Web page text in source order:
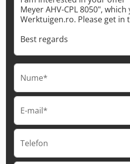
Nume*
E-mail*
Telefon